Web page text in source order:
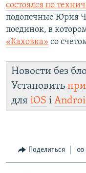
состоялся по
подопечные Юрия
поединок, в
«Каховка» со
Новости без
Установить
для iOS і
Поделиться